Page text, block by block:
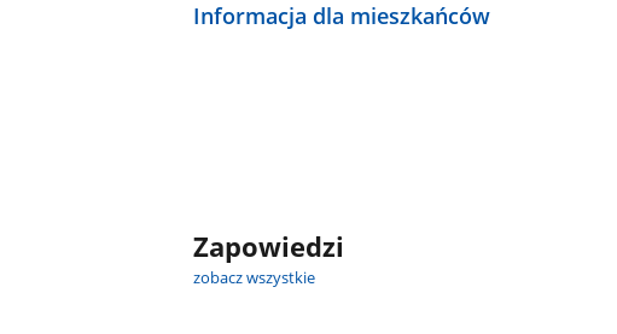
Informacja dla mieszkańców
Zapowiedzi
zobacz wszystkie